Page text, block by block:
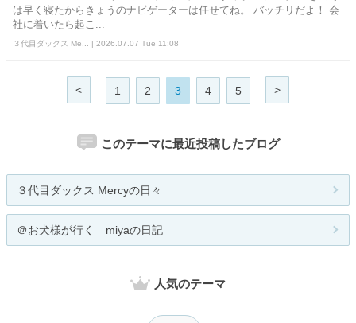
は早く寝たからきょうのナビゲーターは任せてね。 バッチリだよ！ 会
社に着いたら起こ...
３代目ダックス Me... | 2026.07.07 Tue 11:08
< 1 2 3 4 5 >
このテーマに最近投稿したブログ
３代目ダックス Mercyの日々
＠お犬様が行く miyaの日記
人気のテーマ